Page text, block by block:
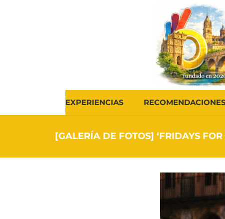
EXPERIENCIAS RECOMENDACIONES
[GALERÍA DE FOTOS] ‘FRIDAYS